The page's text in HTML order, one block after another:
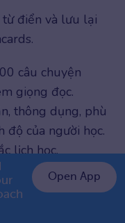
điển và lưu lại
câu chuyện
giọng đọc.
thông dụng, phù
độ của người học.
lịch học.
không cần
999K
Open App